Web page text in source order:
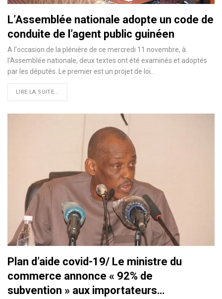
L’Assemblée nationale adopte un code de
conduite de l’agent public guinéen
A l'occasion de la plénière de ce mercredi 11 novembre, à
l'Assemblée nationale, deux textes ont été examinés et adoptés
par les députés. Le premier est un projet de loi
LIRE LA SUITE...
Plan d’aide covid-19/ Le ministre du
commerce annonce « 92% de
subvention » aux importateurs…